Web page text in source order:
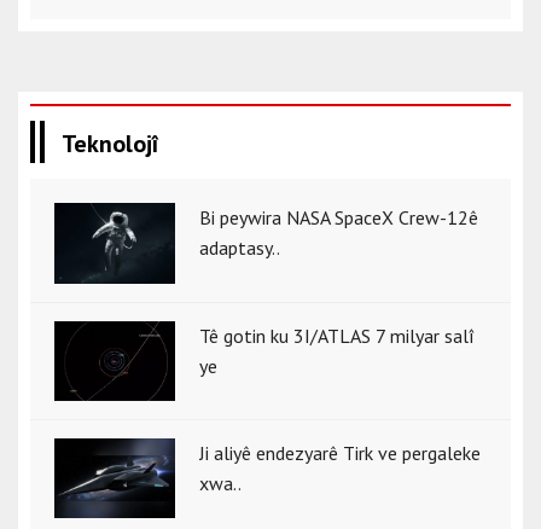
Teknolojî
Bi peywira NASA SpaceX Crew-12ê
adaptasy..
Tê gotin ku 3I/ATLAS 7 milyar salî
ye
Ji aliyê endezyarê Tirk ve pergaleke
xwa..